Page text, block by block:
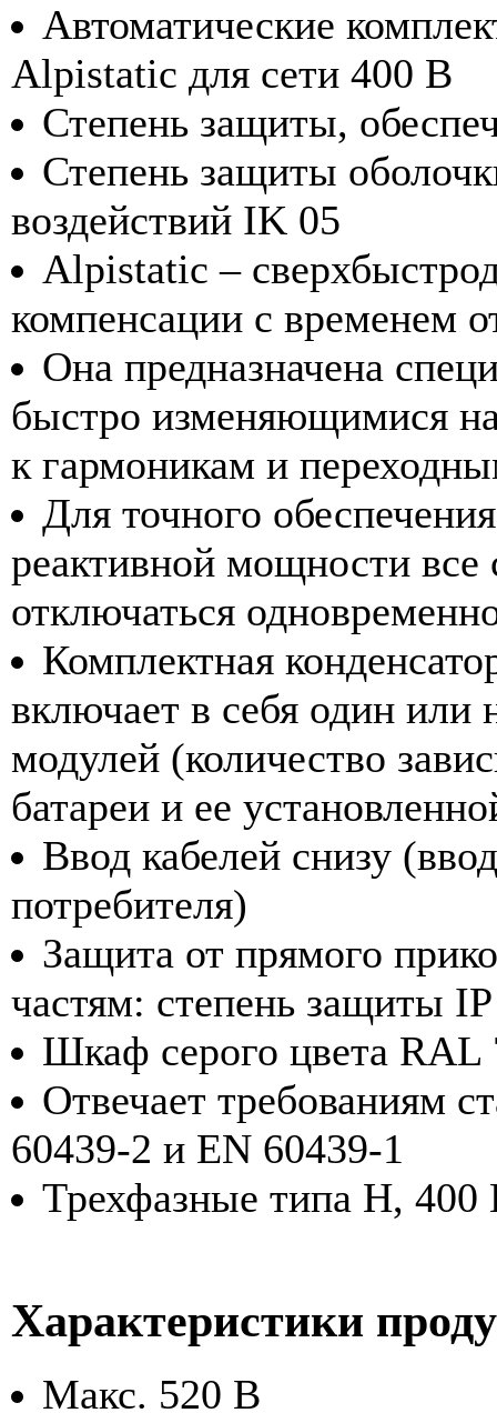
Автоматические
Alpistatic для сети 400 В
Степень защиты,
Степень защиты
воздействий IK 05
Alpistatic –
компенсации с временем
Она предназначена
быстро изменяющимися
к гармоникам и
Для точного
реактивной мощности все
отключаться
Комплектная
включает в себя один
модулей (количество
батареи и ее
Ввод кабелей снизу
потребителя)
Защита от прямого
частям: степень защиты
Шкаф серого цвета
Отвечает требованиям
60439-2 и EN 60439-1
Трехфазные типа H,
Характеристики
Макс. 520 В